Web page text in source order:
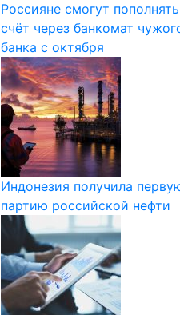
Россияне смогут пополнять
счёт через банкомат
банка с октября
Индонезия получила
партию российской нефти